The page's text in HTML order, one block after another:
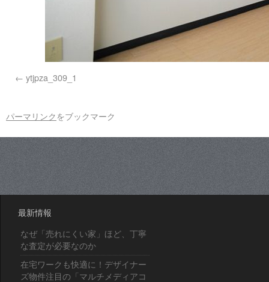
ytjpza_309_1
パーマリンクをブックマーク
最新情報
なぜ「売れにくい家」ほど、丁寧
な査定が必要なのか
在宅ワークも快適に！デザイナー
ズ物件注目の「マルチメディアコ